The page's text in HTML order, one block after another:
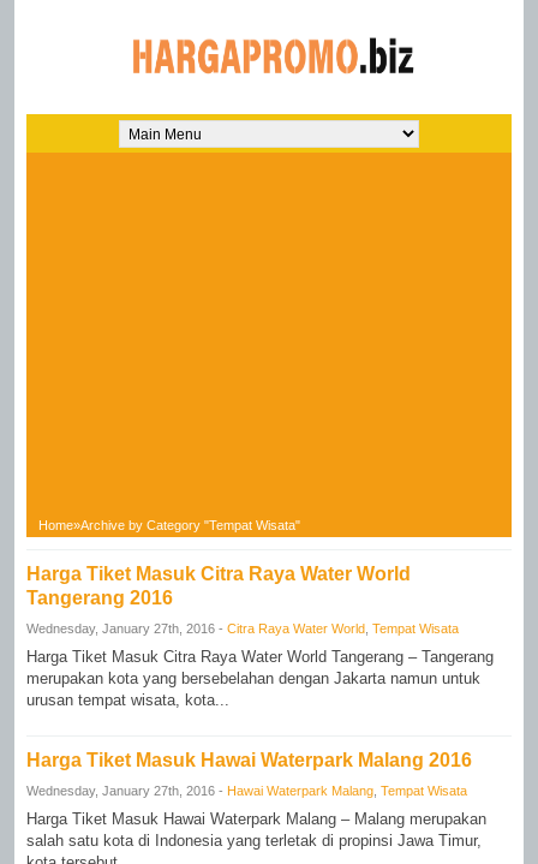
Home»Archive by Category "Tempat Wisata"
Harga Tiket Masuk Citra Raya Water World
Tangerang 2016
Wednesday, January 27th, 2016 -Citra Raya Water World ,Tempat Wisata
Harga Tiket Masuk Citra Raya Water World Tangerang – Tangerang
merupakan kota yang bersebelahan dengan Jakarta namun untuk
urusan tempat wisata, kota...
Harga Tiket Masuk Hawai Waterpark Malang 2016
Wednesday, January 27th, 2016 - Hawai Waterpark Malang ,Tempat Wisata
Harga Tiket Masuk Hawai Waterpark Malang – Malang merupakan
salah satu kota di Indonesia yang terletak di propinsi Jawa Timur,